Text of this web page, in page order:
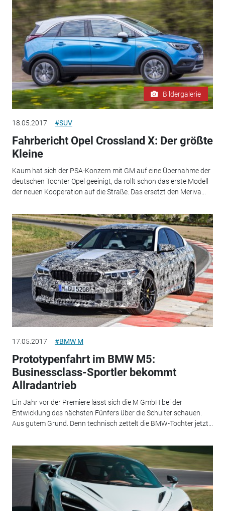
Bildergalerie
18.05.2017 #SUV
Fahrbericht Opel Crossland X: Der größte
Kleine
Kaum hat sich der PSA-Konzern mit GM auf eine Übernahme der
deutschen Tochter Opel geeinigt, da rollt schon das erste Modell
der neuen Kooperation auf die Straße. Das ersetzt den Meriva...
17.05.2017 #BMW M
Prototypenfahrt im BMW M5:
Businessclass-Sportler bekommt
Allradantrieb
Ein Jahr vor der Premiere lässt sich die M GmbH bei der
Entwicklung des nächsten Fünfers über die Schulter schauen.
Aus gutem Grund. Denn technisch zettelt die BMW-Tochter jetzt...